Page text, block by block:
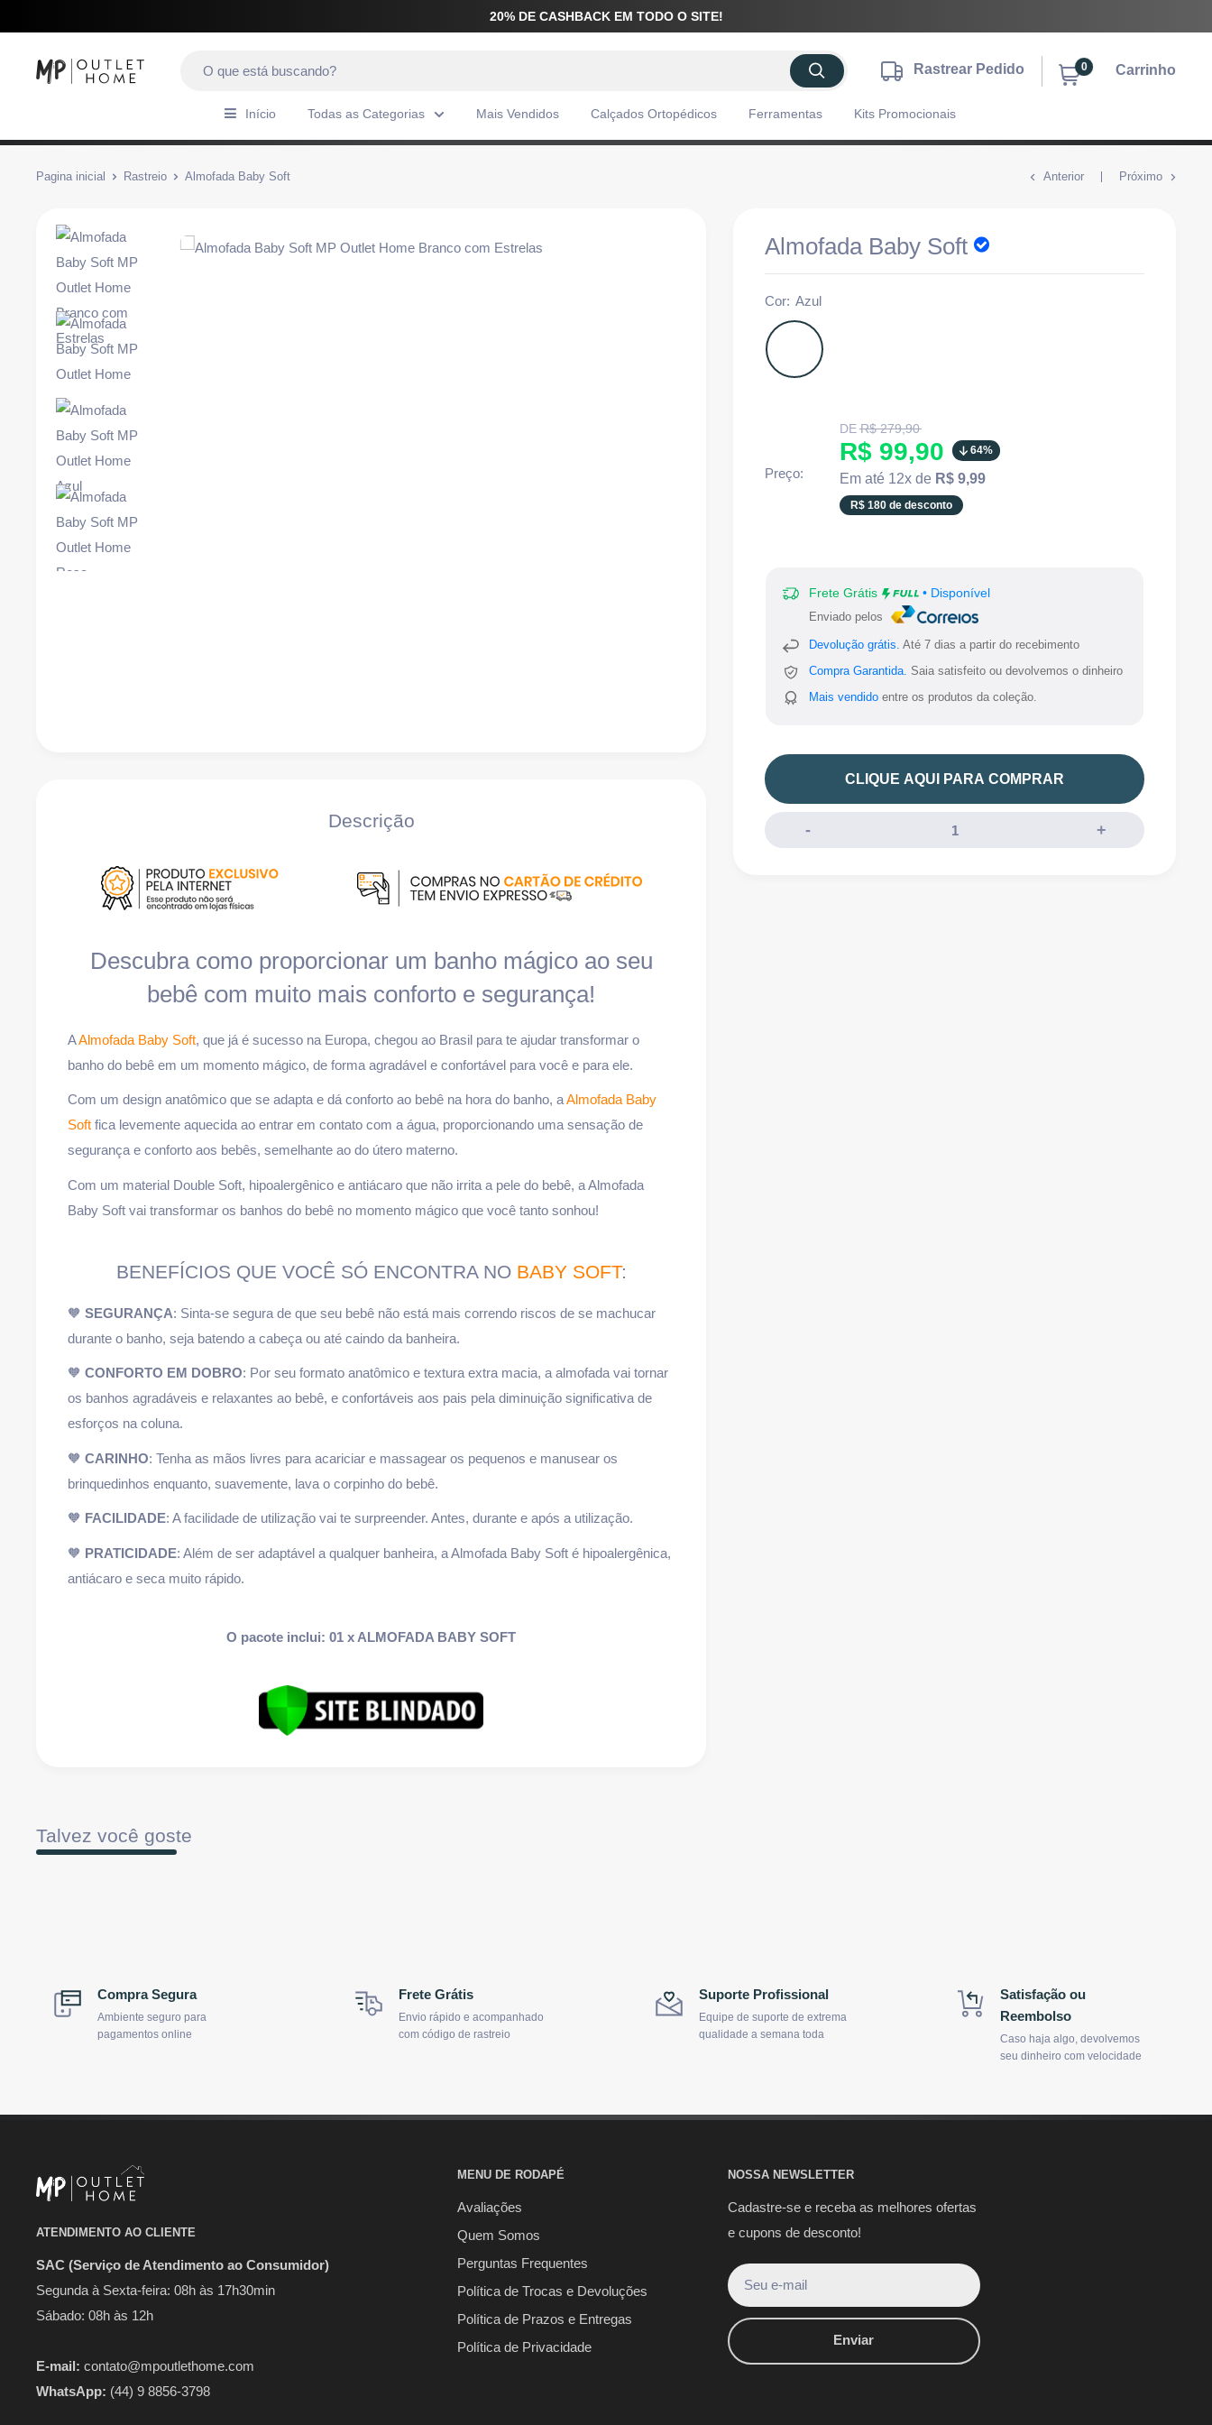
20% DE CASHBACK EM TODO O SITE!
Rastrear Pedido 0 Carrinho
Início Todas as Categorias Mais Vendidos Calçados Ortopédicos Ferramentas Kits Promocionais
Pagina inicial Rastreio Almofada Baby Soft Anterior Próximo
Almofada Baby Soft
Cor: Azul
Preço:
DETranslation
missing:
pt-
BR.product.general.regular_price
R$ 279,90
Translation
missing:
pt-
R$ 99,90 64%
Em até 12x de R$ 9,99
R$ 180 de desconto
Frete Grátis • Disponível
Enviado pelos
Devolução grátis. Até 7 dias a partir do recebimento
Compra Garantida. Saia satisfeito ou devolvemos o dinheiro
Mais vendido entre os produtos da coleção.
CLIQUE AQUI PARA COMPRAR
Descrição
Descubra como proporcionar um banho mágico ao seu
bebê com muito mais conforto e segurança!
AAlmofada Baby Soft, que já é sucesso na Europa, chegou ao Brasil para te ajudar transformar o
banho do bebê em um momento mágico, de forma agradável e confortável para você e para ele.
Com um design anatômico que se adapta e dá conforto ao bebê na hora do banho, aAlmofada Baby
Soft fica levemente aquecida ao entrar em contato com a água, proporcionando uma sensação de
segurança e conforto aos bebês, semelhante ao do útero materno.
Com um material Double Soft, hipoalergênico e antiácaro que não irrita a pele do bebê, a Almofada
Baby Soft vai transformar os banhos do bebê no momento mágico que você tanto sonhou!
BENEFÍCIOS QUE VOCÊ SÓ ENCONTRA NO BABY SOFT:
🧡 SEGURANÇA: Sinta-se segura de que seu bebê não está mais correndo riscos de se machucar
durante o banho, seja batendo a cabeça ou até caindo da banheira.
🧡 CONFORTO EM DOBRO: Por seu formato anatômico e textura extra macia, a almofada vai tornar
os banhos agradáveis e relaxantes ao bebê, e confortáveis aos pais pela diminuição significativa de
esforços na coluna.
🧡 CARINHO: Tenha as mãos livres para acariciar e massagear os pequenos e manusear os
brinquedinhos enquanto, suavemente, lava o corpinho do bebê.
🧡 FACILIDADE: A facilidade de utilização vai te surpreender. Antes, durante e após a utilização.
🧡 PRATICIDADE: Além de ser adaptável a qualquer banheira, a Almofada Baby Soft é hipoalergênica,
antiácaro e seca muito rápido.
O pacote inclui: 01 x ALMOFADA BABY SOFT
Talvez você goste
Compra Segura
Ambiente seguro para
pagamentos online
Frete Grátis
Envio rápido e acompanhado
com código de rastreio
Suporte Profissional
Equipe de suporte de extrema
qualidade a semana toda
Satisfação ou
Reembolso
Caso haja algo, devolvemos
seu dinheiro com velocidade
ATENDIMENTO AO CLIENTE
SAC (Serviço de Atendimento ao Consumidor)
Segunda à Sexta-feira: 08h às 17h30min
Sábado: 08h às 12h
E-mail: contato@mpoutlethome.com
WhatsApp: (44) 9 8856-3798
MENU DE RODAPÉ
Avaliações
Quem Somos
Perguntas Frequentes
Política de Trocas e Devoluções
Política de Prazos e Entregas
Política de Privacidade
NOSSA NEWSLETTER
Cadastre-se e receba as melhores ofertas
e cupons de desconto!
Seu e-mail
Enviar